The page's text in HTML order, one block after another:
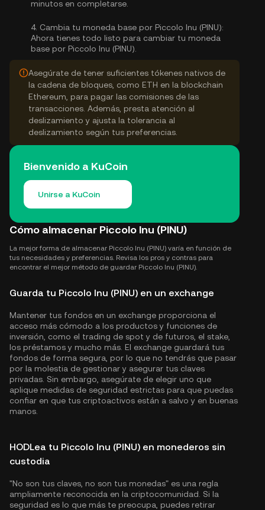
minutos en completarse.
4. Cambia tu moneda base por Piccolo Inu (PINU):
Ahora tienes todo listo para cambiar tu moneda
base por Piccolo Inu (PINU).
Asegúrate de tener suficientes tókenes nativos de
la cadena de bloques, como ETH en la blockchain
Ethereum, para pagar las comisiones de las
transacciones. Además, presta atención al
deslizamiento y ajusta la tolerancia al
deslizamiento según tus preferencias.
Bienvenido a KuCoin
Unirse a KuCoin
Cómo almacenar Piccolo Inu (PINU)
La mejor forma de almacenar Piccolo Inu (PINU) varía en función de
tus necesidades y preferencias. Revisa los pros y contras para
encontrar el mejor método de guardar Piccolo Inu (PINU).
Guarda tu Piccolo Inu (PINU) en un exchange
Mantener tus fondos en un exchange proporciona el
acceso más cómodo a los productos y funciones de
inversión, como el trading de spot y de futuros, el stake,
los préstamos y mucho más. El exchange guardará tus
fondos de forma segura, por lo que no tendrás que pasar
por la molestia de gestionar y asegurar tus claves
privadas. Sin embargo, asegúrate de elegir uno que
aplique medidas de seguridad estrictas para que puedas
confiar en que tus criptoactivos están a salvo y en buenas
manos.
HODLea tu Piccolo Inu (PINU) en monederos sin
custodia
"No son tus claves, no son tus monedas" es una regla
ampliamente reconocida en la criptocomunidad. Si la
seguridad es lo que más te preocupa, puedes retirar